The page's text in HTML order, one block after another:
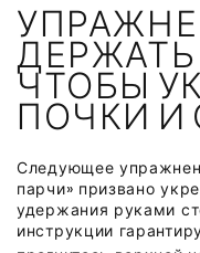
ЧТОБЫ
ПОЧКИ И
Следующее
парчи» призвано
удержания руками
инструкции